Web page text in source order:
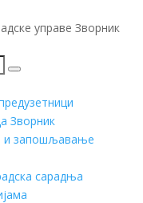
управе Зворник
Претражи
Зворник
и запошљавање
сарадња